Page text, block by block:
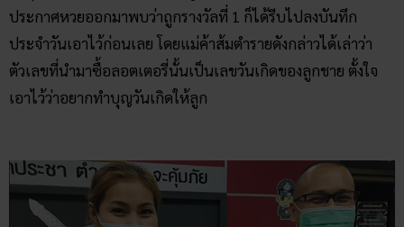
ประกาศหวยออกมาพบว่าถูกรางวัลที่ 1 ก็ได้รีบไปลงบันทึก
ประจำวันเอาไว้ก่อนเลย โดยแม่ค้าส้มตำรายดังกล่าวได้เล่าว่า
ตัวเลขที่นำมาซื้อลอตเตอรี่นั้นเป็นเลขวันเกิดของลูกชาย ตั้งใจ
เอาไว้ว่าอยากทำบุญวันเกิดให้ลูก